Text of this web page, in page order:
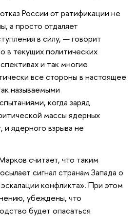
России от ратификации не
а просто отдаляет
в силу, — говорит
в текущих политических
и так многие
все стороны в настоящее
называемыми
когда заряд
массы ядерных
и ядерного взрыва не
считает, что таким
сигнал странам Запада о
конфликта». При этом
убеждены, что
будет опасаться